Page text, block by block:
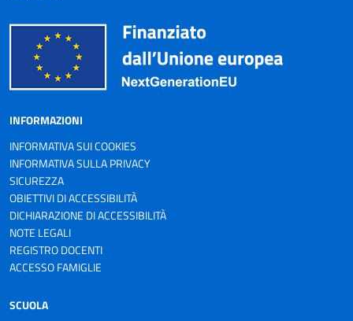
INFORMAZIONI
INFORMATIVA SUI COOKIES
INFORMATIVA SULLA PRIVACY
SICUREZZA
OBIETTIVI DI ACCESSIBILITÀ
DICHIARAZIONE DI ACCESSIBILITÀ
NOTE LEGALI
REGISTRO DOCENTI
ACCESSO FAMIGLIE
SCUOLA